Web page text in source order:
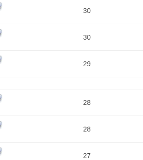
30
30
29
28
28
27